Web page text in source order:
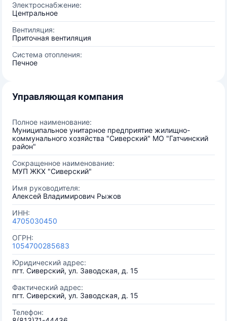
Электроснабжение:
Центральное
Вентиляция:
Приточная вентиляция
Система отопления:
Печное
Управляющая компания
Полное наименование:
Муниципальное унитарное предприятие жилищно-
коммунального хозяйства "Сиверский" МО "Гатчинский
район"
Сокращенное наименование:
МУП ЖКХ "Сиверский"
Имя руководителя:
Алексей Владимирович Рыжов
ИНН:
4705030450
ОГРН:
1054700285683
Юридический адрес:
пгт. Сиверский, ул. Заводская, д. 15
Фактический адрес:
пгт. Сиверский, ул. Заводская, д. 15
Телефон: